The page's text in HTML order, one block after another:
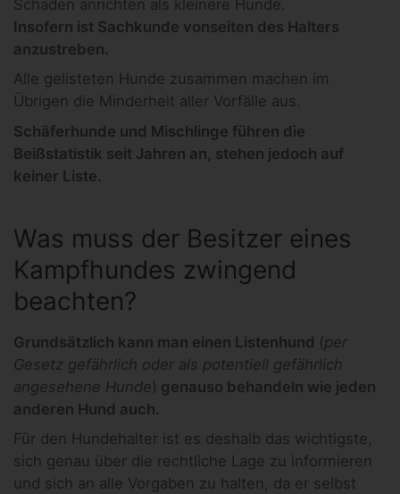
Schaden anrichten als kleinere Hunde.
Insofern ist Sachkunde vonseiten des Halters
anzustreben.
Alle gelisteten Hunde zusammen machen im
Übrigen die Minderheit aller Vorfälle aus.
Schäferhunde und Mischlinge führen die
Beißstatistik seit Jahren an, stehen jedoch auf
keiner Liste.
Was muss der Besitzer eines
Kampfhundes zwingend
beachten?
Grundsätzlich kann man einen Listenhund (per
Gesetz gefährlich oder als potentiell gefährlich
angesehene Hunde) genauso behandeln wie jeden
anderen Hund auch.
Für den Hundehalter ist es deshalb das wichtigste,
sich genau über die rechtliche Lage zu informieren
und sich an alle Vorgaben zu halten, da er selbst